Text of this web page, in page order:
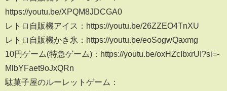
https://youtu.be/XPQM8JDCGA0
レトロ自販機アイス：https://youtu.be/26ZZEO4TnXU
レトロ自販機かき氷：https://youtu.be/eoSogwQaxmg
10円ゲーム(特急ゲーム)：https://youtu.be/oxHZcIbxrUI?si=-
MlbYFaet9oJxQRn
駄菓子屋のルーレットゲーム：